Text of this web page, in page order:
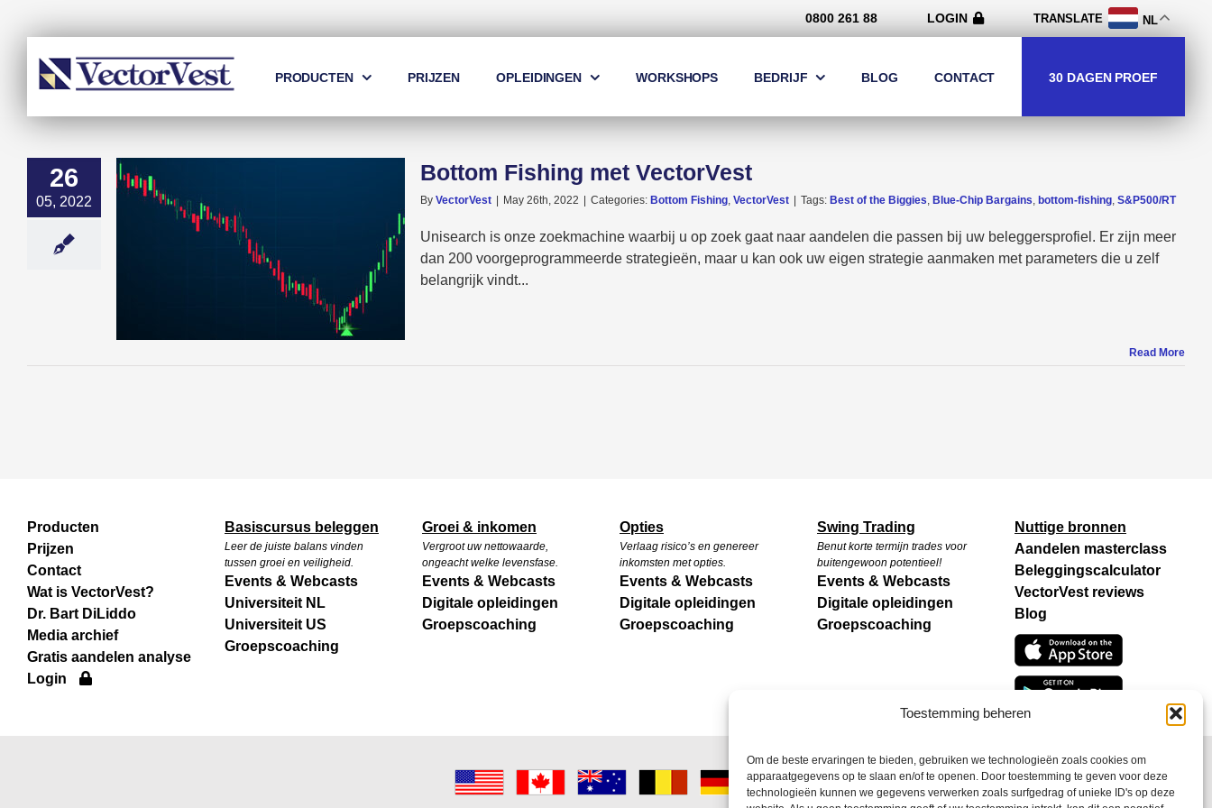
Toestemming beheren
Om de beste ervaringen te bieden, gebruiken we technologieën zoals cookies om
apparaatgegevens op te slaan en/of te openen. Door toestemming te geven voor deze
technologieën kunnen we gegevens verwerken zoals surfgedrag of unieke ID's op deze
0800 261 88 LOGIN TRANSLATE NL
PRODUCTEN PRIJZEN OPLEIDINGEN WORKSHOPS BEDRIJF BLOG CONTACT 30 DAGEN PROEF
26
05, 2022
Bottom Fishing met VectorVest
By VectorVest | May 26th, 2022 | Categories: Bottom Fishing VectorVest | Tags: Best of the Biggies Blue-Chip Bargains bottom-fishing S&P500/RT
Unisearch is onze zoekmachine waarbij u op zoek gaat naar aandelen die passen bij uw beleggersprofiel. Er zijn meer
dan 200 voorgeprogrammeerde strategieën, maar u kan ook uw eigen strategie aanmaken met parameters die u zelf
belangrijk vindt...
Read More
Producten
Prijzen
Contact
Wat is VectorVest?
Dr. Bart DiLiddo
Media archief
Gratis aandelen analyse
Login
Basiscursus beleggen
Leer de juiste balans vinden
tussen groei en veiligheid.
Events & Webcasts
Universiteit NL
Universiteit US
Groepscoaching
Groei & inkomen
Vergroot uw nettowaarde,
ongeacht welke levensfase.
Events & Webcasts
Digitale opleidingen
Groepscoaching
Opties
Verlaag risico’s en genereer
inkomsten met opties.
Events & Webcasts
Digitale opleidingen
Groepscoaching
Swing Trading
Benut korte termijn trades voor
buitengewoon potentieel!
Events & Webcasts
Digitale opleidingen
Groepscoaching
Nuttige bronnen
Aandelen masterclass
Beleggingscalculator
VectorVest reviews
Blog